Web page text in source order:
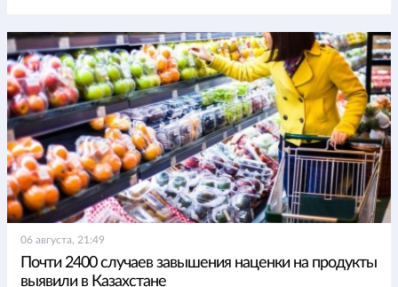
06 августа, 21:49
Почти 2400 случаев завышения наценки на продукты
выявили в Казахстане